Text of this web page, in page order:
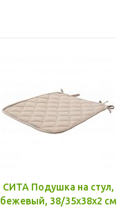
СИТА Подушка на стул,
бежевый, 38/35x38x2 см